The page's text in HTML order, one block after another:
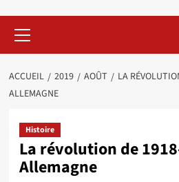
principal
ACCUEIL 2019 AOÛT
LA
ALLEMAGNE
Histoire
La révolution de
Allemagne